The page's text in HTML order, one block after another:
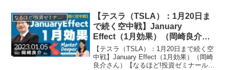
なるほど!投資ゼミナール
【テスラ（TSLA）：1月20日ま
で続く空中戦】January
Effect（1月効果）（岡崎良介さ
ん）【なるほど!投資ゼミナー
ル】
【テスラ（TSLA）：1月20日まで続く空
中戦】January Effect（1月効果）（岡崎
良介さん）【なるほど!投資ゼミナール】